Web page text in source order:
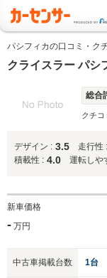
パシフィカの口コミ・ク
クライスラー パシ
総合
クチコ
デザイン : 3.5 走行性 :
積載性 : 4.0 運転しや
新車価格
- 万円
中古車掲載台数 1台